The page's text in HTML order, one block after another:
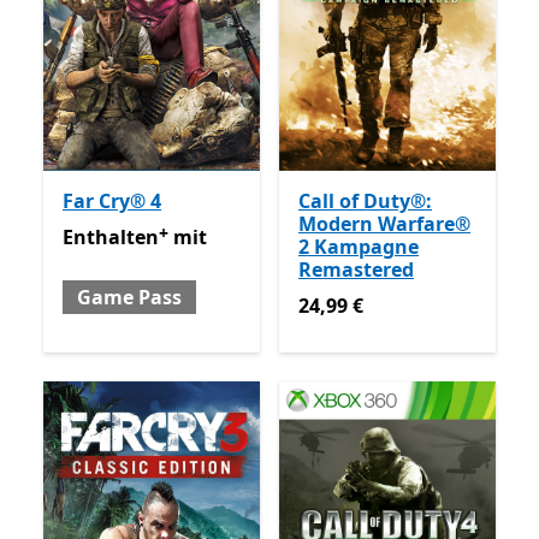
Far Cry® 4
Enthalten mit Game Pass
Enthält In-App-Käufe
Enthalten+ mit
Game Pass
Call of Duty®:
Modern Warfare®
2 Kampagne
Remastered
24,99 €
24,99 €